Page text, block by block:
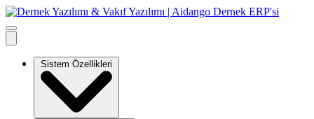
Sistem Özellikleri